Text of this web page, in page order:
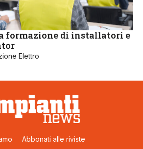
formazione di installatori e
Elettro
Abbonati alle riviste